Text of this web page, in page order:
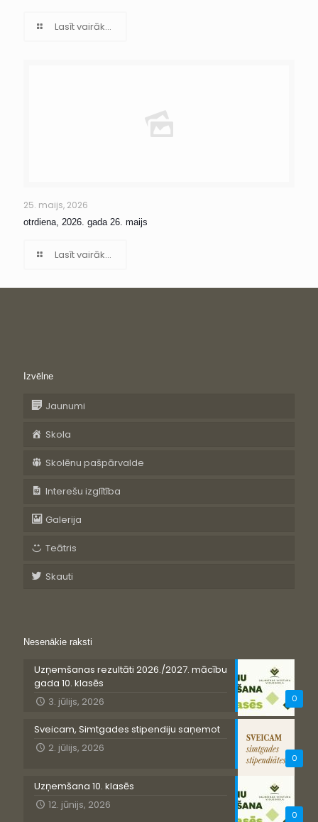
Lasīt vairāk...
25. maijs, 2026
otrdiena, 2026. gada 26. maijs
Lasīt vairāk...
Izvēlne
Jaunumi
Skola
Skolēnu pašpārvalde
Interešu izglītība
Galerija
Teātris
Skauti
Nesenākie raksti
0
Uzņemšanas rezultāti 2026./2027. mācību
gada 10. klasēs
3. jūlijs, 2026
0
Sveicam, Simtgades stipendiju saņemot
2. jūlijs, 2026
0
Uzņemšana 10. klasēs
12. jūnijs, 2026